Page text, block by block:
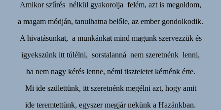
Amikor szűrés nélkül gyakorolja felém, azt is megoldom,
a magam módján, tanulhatna belőle, az ember gondolkodik.
A hivatásunkat, a munkánkat mind magunk szervezzük és
igyekszünk itt túlélni, sorstalanná nem szeretnénk lenni,
ha nem nagy kérés lenne, némi tiszteletet kérnénk érte.
Mi ide születtünk, itt szeretnénk megélni azt, hogy amit
ide teremtettünk, egyszer megjár nekünk a Hazánkban.